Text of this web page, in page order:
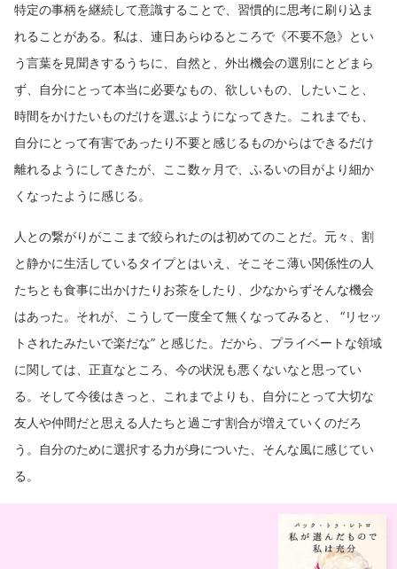
特定の事柄を継続して意識することで、習慣的に思考に刷り込ま
れることがある。私は、連日あらゆるところで《不要不急》とい
う言葉を見聞きするうちに、自然と、外出機会の選別にとどまら
ず、自分にとって本当に必要なもの、欲しいもの、したいこと、
時間をかけたいものだけを選ぶようになってきた。これまでも、
自分にとって有害であったり不要と感じるものからはできるだけ
離れるようにしてきたが、ここ数ヶ月で、ふるいの目がより細か
くなったように感じる。
人との繋がりがここまで絞られたのは初めてのことだ。元々、割
と静かに生活しているタイプとはいえ、そこそこ薄い関係性の人
たちとも食事に出かけたりお茶をしたり、少なからずそんな機会
はあった。それが、こうして一度全て無くなってみると、 “リセッ
トされたみたいで楽だな” と感じた。だから、プライベートな領域
に関しては、正直なところ、今の状況も悪くないなと思ってい
る。そして今後はきっと、これまでよりも、自分にとって大切な
友人や仲間だと思える人たちと過ごす割合が増えていくのだろ
う。自分のために選択する力が身についた、そんな風に感じてい
る。